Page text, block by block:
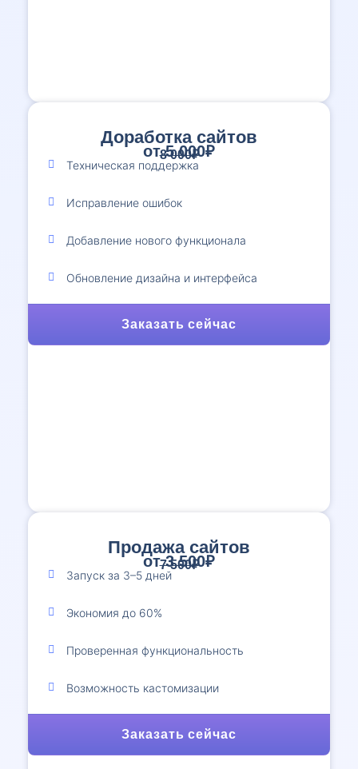
Доработка сайтов
от 5 000₽
8 000₽
Техническая поддержка
Исправление ошибок
Добавление нового функционала
Обновление дизайна и интерфейса
Заказать сейчас
Продажа сайтов
от 3 500₽
7 500₽
Запуск за 3–5 дней
Экономия до 60%
Проверенная функциональность
Возможность кастомизации
Заказать сейчас